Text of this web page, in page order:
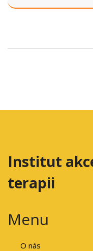
Institut
terapii
Menu
O nás